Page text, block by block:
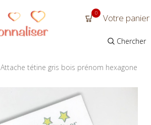
0 Votre panier
Chercher
Attache tétine gris bois prénom hexagone